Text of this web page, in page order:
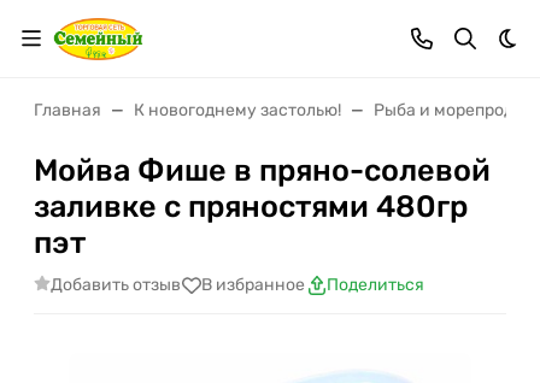
Главная К новогоднему застолью! Рыба и
Мойва Фише в пряно-солевой
заливке с пряностями 480гр
пэт
Добавить отзыв В избранное Поделиться